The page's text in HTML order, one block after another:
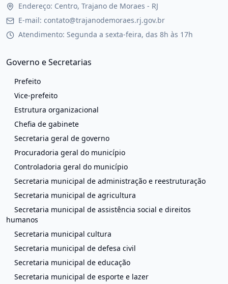
Endereço: Centro, Trajano de Moraes - RJ
E-mail: contato@trajanodemoraes.rj.gov.br
Atendimento: Segunda a sexta-feira, das 8h às 17h
Governo e Secretarias
Prefeito
Vice-prefeito
Estrutura organizacional
Chefia de gabinete
Secretaria geral de governo
Procuradoria geral do município
Controladoria geral do município
Secretaria municipal de administração e reestruturação
Secretaria municipal de agricultura
Secretaria municipal de assistência social e direitos
humanos
Secretaria municipal cultura
Secretaria municipal de defesa civil
Secretaria municipal de educação
Secretaria municipal de esporte e lazer